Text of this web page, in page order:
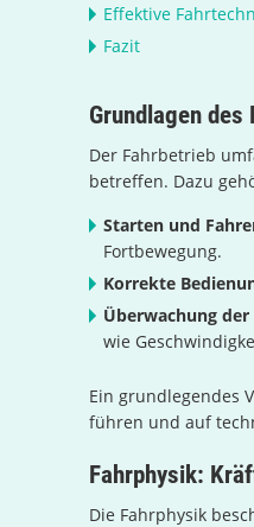
Effektive
Fazit
Grundlagen des
Der Fahrbetrieb
betreffen. Dazu
Starten und
Fortbewegung.
Korrekte
Überwachung
wie
Ein grundlegendes
führen und auf
Fahrphysik:
Die Fahrphysik